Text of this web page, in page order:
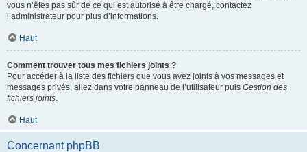
vous n’êtes pas sûr de ce qui est autorisé à être chargé, contactez
l’administrateur pour plus d’informations.
Haut
Comment trouver tous mes fichiers joints ?
Pour accéder à la liste des fichiers que vous avez joints à vos messages et
messages privés, allez dans votre panneau de l’utilisateur puis Gestion des
fichiers joints.
Haut
Concernant phpBB